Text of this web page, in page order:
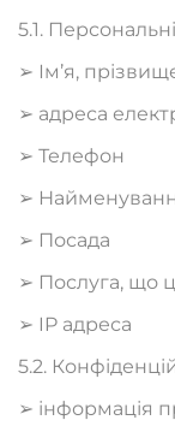
5.1.
➢ Ім’я,
➢ адреса
➢ Телефон
➢
➢ Посада
➢ Послуга, що
➢ IP адреса
5.2.
➢ інформація